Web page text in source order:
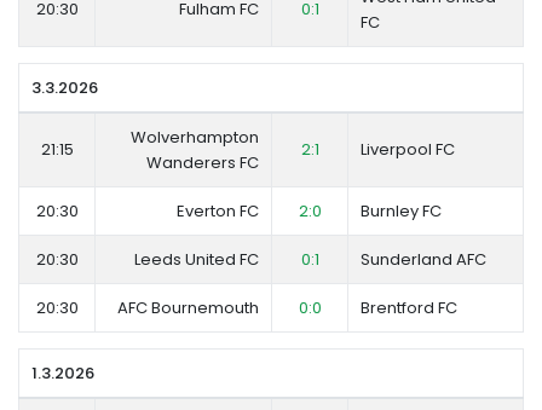
20:30 Fulham FC 0:1
FC
3.3.2026
21:15
Wolverhampton
Wanderers FC
2:1 Liverpool FC
20:30 Everton FC 2:0 Burnley FC
20:30 Leeds United FC 0:1 Sunderland AFC
20:30 AFC Bournemouth 0:0 Brentford FC
1.3.2026